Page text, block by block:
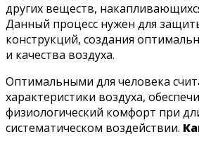
других веществ,
Данный процесс нужен для
конструкций, создания
и качества воздуха.
Оптимальными для человека
характеристики воздуха,
физиологический комфорт при
систематическом воздействии.